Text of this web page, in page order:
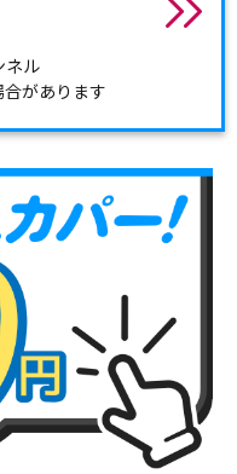
ネル
があります